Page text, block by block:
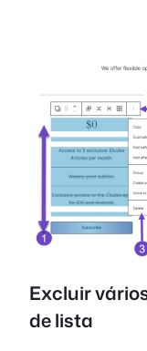
Excluir
de lista